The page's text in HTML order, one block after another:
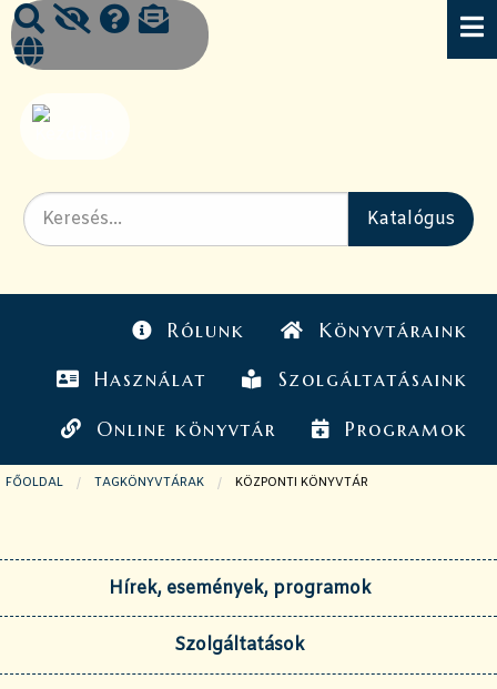
Rólunk Könyvtáraink
Használat Szolgáltatásaink
Online könyvtár Programok
FŐOLDAL TAGKÖNYVTÁRAK JELENLEGI OLDAL:
KÖZPONTI KÖNYVTÁR
Hírek, események, programok
Szolgáltatások